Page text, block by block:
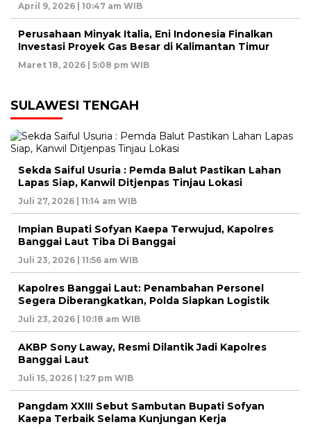
April 9, 2026 | 10:47 am WIB
Perusahaan Minyak Italia, Eni Indonesia Finalkan
Investasi Proyek Gas Besar di Kalimantan Timur
Maret 18, 2026 | 5:08 pm WIB
SULAWESI TENGAH
Sekda Saiful Usuria : Pemda Balut Pastikan Lahan
Lapas Siap, Kanwil Ditjenpas Tinjau Lokasi
Juli 27, 2026 | 11:14 am WIB
Impian Bupati Sofyan Kaepa Terwujud, Kapolres
Banggai Laut Tiba Di Banggai
Juli 23, 2026 | 11:56 am WIB
Kapolres Banggai Laut: Penambahan Personel
Segera Diberangkatkan, Polda Siapkan Logistik
Juli 23, 2026 | 10:18 am WIB
AKBP Sony Laway, Resmi Dilantik Jadi Kapolres
Banggai Laut
Juli 15, 2026 | 1:27 pm WIB
Pangdam XXIII Sebut Sambutan Bupati Sofyan
Kaepa Terbaik Selama Kunjungan Kerja